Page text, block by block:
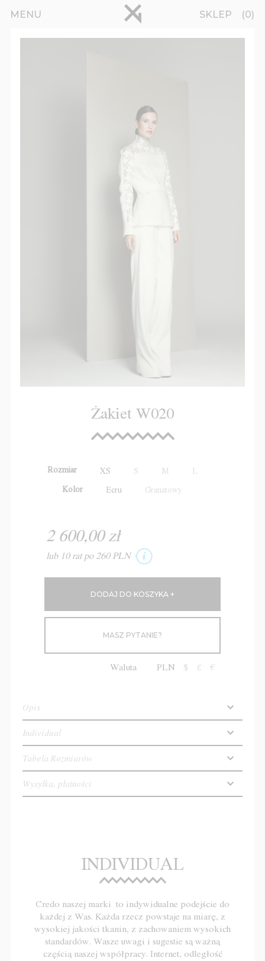
MENU SKLEP 0
Żakiet W020
Rozmiar XS S M
Kolor Ecru Granatowy
2 600,00 zł
lub 10 rat po 260 PLN
MASZ PYTANIE?
Waluta PLN $ £ €
Opis
Individual
Tabela Rozmiarów
Wysyłka, płatności
INDIVIDUAL
Credo naszej marki to indywidualne podejście do
każdej z Was. Każda rzecz powstaje na miarę, z
wysokiej jakości tkanin, z zachowaniem wysokich
standardów. Wasze uwagi i sugestie są ważną
częścią naszej współpracy. Internet, odległość